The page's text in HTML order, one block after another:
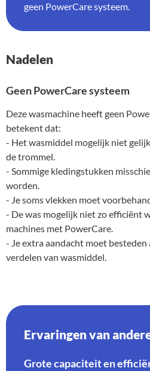
geen PowerCare systeem.
Nadelen
Geen PowerCare systeem
Deze wasmachine heeft geen
betekent dat:
- Het wasmiddel mogelijk niet
de trommel.
- Sommige kledingstukken
worden.
- Je soms vlekken moet
- De was mogelijk niet zo efficiënt
machines met PowerCare.
- Je extra aandacht moet
verdelen van wasmiddel.
Ervaringen van
Grote capaciteit en